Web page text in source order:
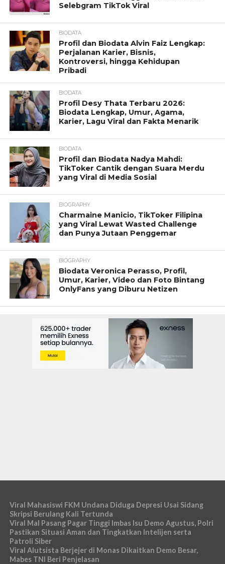
Selebgram TikTok Viral
BIODATA
Profil dan Biodata Alvin Faiz Lengkap:
Perjalanan Karier, Bisnis,
Kontroversi, hingga Kehidupan
Pribadi
BIODATA
Profil Desy Thata Terbaru 2026:
Biodata Lengkap, Umur, Agama,
Karier, Lagu Viral dan Fakta Menarik
BIODATA
Profil dan Biodata Nadya Mahdi:
TikToker Cantik dengan Suara Merdu
yang Viral di Media Sosial
BIOGRAPHY
Charmaine Manicio, TikToker Filipina
yang Viral Lewat Wasted Challenge
dan Punya Jutaan Penggemar
BIOGRAPHY
Biodata Veronica Perasso, Profil,
Umur, Karier, Video dan Foto Bintang
OnlyFans yang Diburu Netizen
Viral Mahasiswi FKM Undana Diduga Depresi Usai Sidang
Skripsi Berulang Kali Tertunda
Viral Mal Pasang Pagar Tinggi Imbas Isu Demo Agustus, Polri
Pastikan Situasi Aman dan Tingkatkan Intelijen serta
Patroli Siber
Viral Alutsista Berjejer di Monas Dikaitkan Demo Besar,
Mabes TNI Beri Penjelasan